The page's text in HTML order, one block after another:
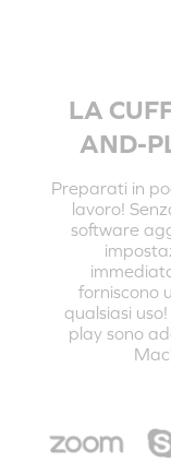
LA
AND-
Preparati in
lavoro!
software
forniscono
qualsiasi
play sono